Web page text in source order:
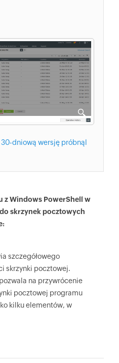
30-dniową wersję próbnąl
z Windows PowerShell w
skrzynek pocztowych
szczegółowego
skrzynki pocztowej.
na przywrócenie
pocztowej programu
kilku elementów, w